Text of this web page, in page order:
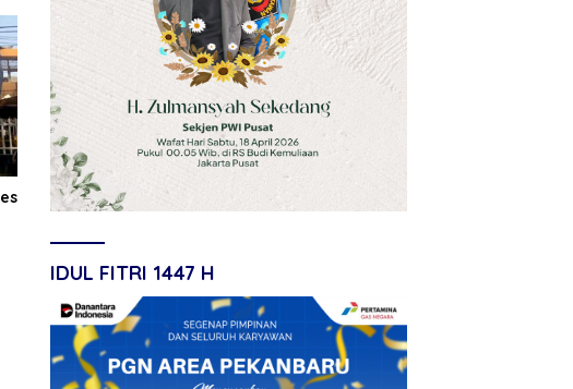
IDUL FITRI 1447 H